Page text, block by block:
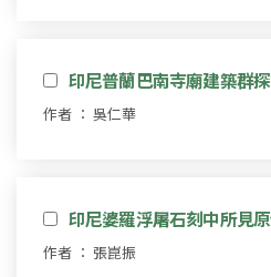
印尼普蘭巴南寺廟建築群
作者 ： 吳仁華
印尼婆羅浮屠石刻中所見
作者 ： 張崑振